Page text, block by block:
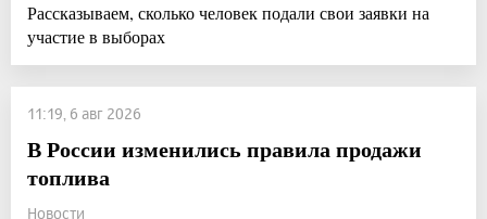
Рассказываем, сколько человек подали свои заявки на
участие в выборах
11:19, 6 авг 2026
В России изменились правила продажи
топлива
Новости